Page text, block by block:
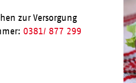
zur Versorgung
0381/ 877 299